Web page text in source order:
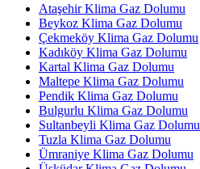
Ataşehir Klima Gaz Dolumu
Beykoz Klima Gaz Dolumu
Çekmeköy Klima Gaz Dolumu
Kadıköy Klima Gaz Dolumu
Kartal Klima Gaz Dolumu
Maltepe Klima Gaz Dolumu
Pendik Klima Gaz Dolumu
Bulgurlu Klima Gaz Dolumu
Sultanbeyli Klima Gaz Dolumu
Tuzla Klima Gaz Dolumu
Ümraniye Klima Gaz Dolumu